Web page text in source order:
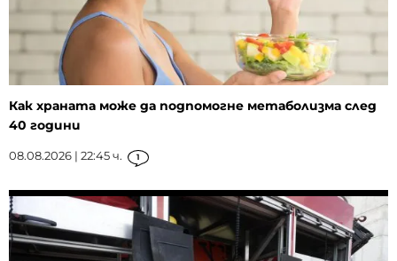
Как храната може да подпомогне метаболизма след
40 години
08.08.2026 | 22:45 ч. 1